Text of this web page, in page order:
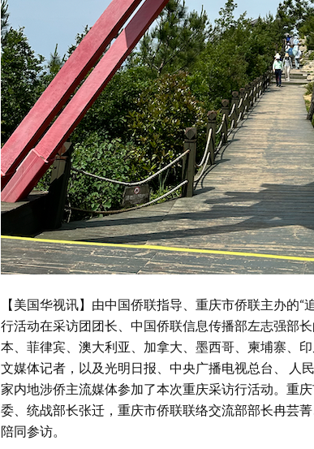
【美国华视讯】由中国侨联指导、重庆市侨联主办的
行活动在采访团团长、中国侨联信息传播部左志强部
本、菲律宾、澳大利亚、加拿大、墨西哥、柬埔寨、
文媒体记者，以及光明日报、中央广播电视总台、 人
家内地涉侨主流媒体参加了本次重庆采访行活动。重
委、统战部长张迁，重庆市侨联联络交流部部长冉芸
陪同参访。